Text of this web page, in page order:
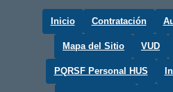
Inicio Contratación
Mapa del Sitio VUD
PQRSF Personal HUS